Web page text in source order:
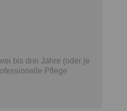
bis drei Jahre (oder je
Pflege